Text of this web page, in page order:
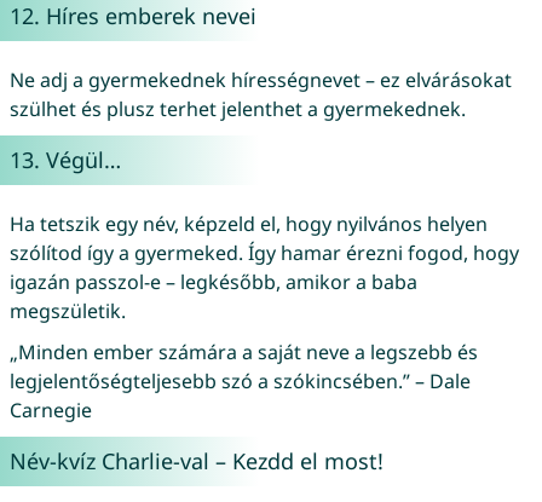
12. Híres emberek nevei
Ne adj a gyermekednek hírességnevet – ez elvárásokat
szülhet és plusz terhet jelenthet a gyermekednek.
13. Végül…
Ha tetszik egy név, képzeld el, hogy nyilvános helyen
szólítod így a gyermeked. Így hamar érezni fogod, hogy
igazán passzol-e – legkésőbb, amikor a baba
megszületik.
„Minden ember számára a saját neve a legszebb és
legjelentőségteljesebb szó a szókincsében.” – Dale
Carnegie
Név-kvíz Charlie-val – Kezdd el most!